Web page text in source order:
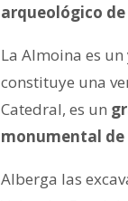
arqueológico
La Almoina es
constituye una
Catedral, es un
monumental de
Alberga las